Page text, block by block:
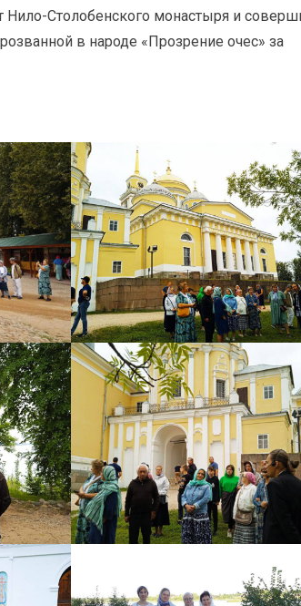
Нило-Столобенского монастыря и
в народе «Прозрение очес» за